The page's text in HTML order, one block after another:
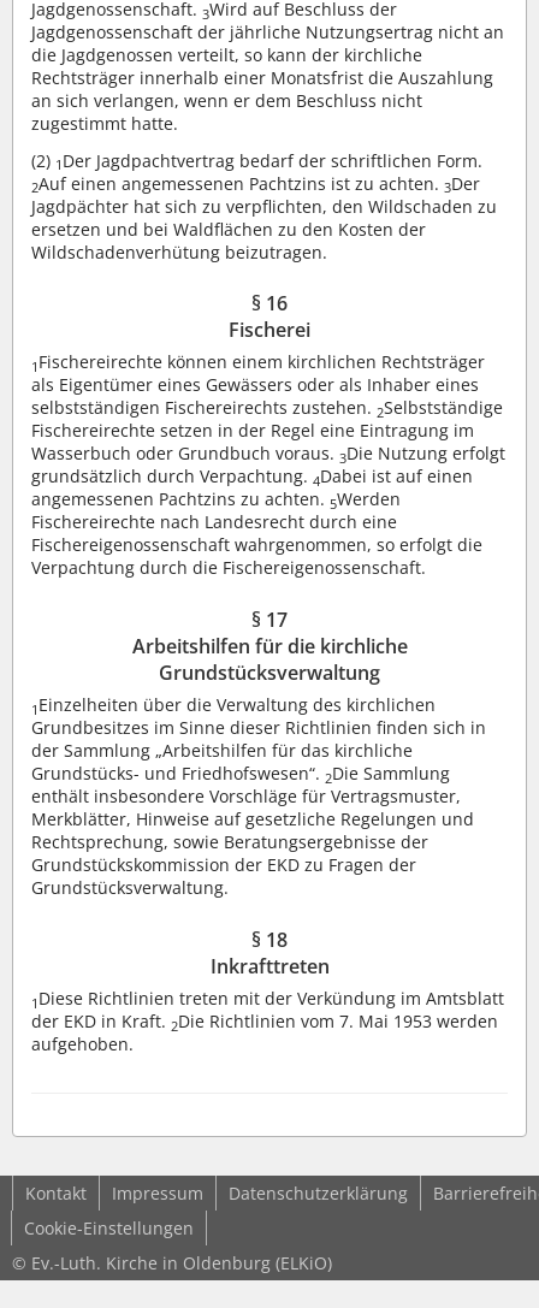
Jagdgenossenschaft. 3Wird auf Beschluss der
Jagdgenossenschaft der jährliche Nutzungsertrag nicht an
die Jagdgenossen verteilt, so kann der kirchliche
Rechtsträger innerhalb einer Monatsfrist die Auszahlung
an sich verlangen, wenn er dem Beschluss nicht
zugestimmt hatte.
(2) 1 Der Jagdpachtvertrag bedarf der schriftlichen Form.
2Auf einen angemessenen Pachtzins ist zu achten. 3Der
Jagdpächter hat sich zu verpflichten, den Wildschaden zu
ersetzen und bei Waldflächen zu den Kosten der
Wildschadenverhütung beizutragen.
§ 16
Fischerei
1 Fischereirechte können einem kirchlichen Rechtsträger
als Eigentümer eines Gewässers oder als Inhaber eines
selbstständigen Fischereirechts zustehen. 2Selbstständige
Fischereirechte setzen in der Regel eine Eintragung im
Wasserbuch oder Grundbuch voraus. 3Die Nutzung erfolgt
grundsätzlich durch Verpachtung. 4Dabei ist auf einen
angemessenen Pachtzins zu achten. 5Werden
Fischereirechte nach Landesrecht durch eine
Fischereigenossenschaft wahrgenommen, so erfolgt die
Verpachtung durch die Fischereigenossenschaft.
§ 17
Arbeitshilfen für die kirchliche
Grundstücksverwaltung
1 Einzelheiten über die Verwaltung des kirchlichen
Grundbesitzes im Sinne dieser Richtlinien finden sich in
der Sammlung „Arbeitshilfen für das kirchliche
Grundstücks- und Friedhofswesen“. 2Die Sammlung
enthält insbesondere Vorschläge für Vertragsmuster,
Merkblätter, Hinweise auf gesetzliche Regelungen und
Rechtsprechung, sowie Beratungsergebnisse der
Grundstückskommission der EKD zu Fragen der
Grundstücksverwaltung.
§ 18
Inkrafttreten
1 Diese Richtlinien treten mit der Verkündung im Amtsblatt
der EKD in Kraft. 2Die Richtlinien vom 7. Mai 1953 werden
aufgehoben.
Kontakt Impressum Datenschutzerklärung
Cookie-Einstellungen
© Ev.-Luth. Kirche in Oldenburg (ELKiO)